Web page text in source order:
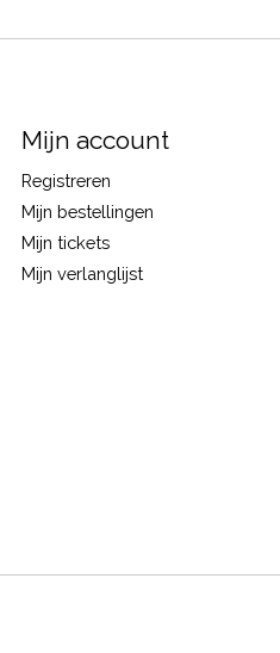
Mijn account
Registreren
Mijn bestellingen
Mijn tickets
Mijn verlanglijst